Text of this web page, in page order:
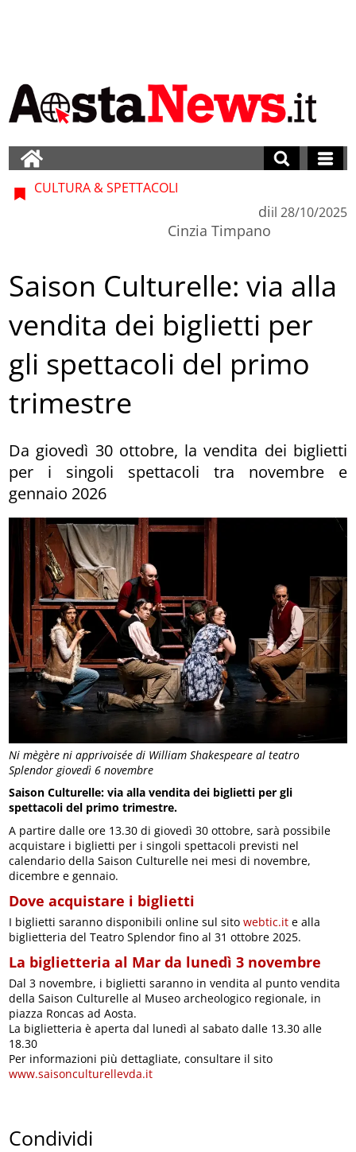
Ni mègère ni apprivoisée di William Shakespeare al teatro
Splendor giovedì 6 novembre
CULTURA & SPETTACOLI
di
Cinzia Timpano
il 28/10/2025
Saison Culturelle: via alla
vendita dei biglietti per
gli spettacoli del primo
trimestre
Da giovedì 30 ottobre, la vendita dei biglietti
per i singoli spettacoli tra novembre e
gennaio 2026
Saison Culturelle: via alla vendita dei biglietti per gli
spettacoli del primo trimestre.
A partire dalle ore 13.30 di giovedì 30 ottobre, sarà possibile
acquistare i biglietti per i singoli spettacoli previsti nel
calendario della Saison Culturelle nei mesi di novembre,
dicembre e gennaio.
Dove acquistare i biglietti
I biglietti saranno disponibili online sul sitowebtic.it e alla
biglietteria del Teatro Splendor fino al 31 ottobre 2025.
La biglietteria al Mar da lunedì 3 novembre
Dal 3 novembre, i biglietti saranno in vendita al punto vendita
della Saison Culturelle al Museo archeologico regionale, in
piazza Roncas ad Aosta.
La biglietteria è aperta dal lunedì al sabato dalle 13.30 alle
18.30
Per informazioni più dettagliate, consultare il sito
www.saisonculturellevda.it
Condividi